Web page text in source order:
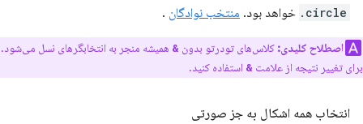
.circle خواهد بود. منتخب نوادگان .
اصطلاح کلیدی: کلاس‌های تودرتو بدون & همیشه منجر به انتخابگرهای نسل می‌شود.
برای تغییر نتیجه از علامت & استفاده کنید.
انتخاب همه اشکال به جز صورتی